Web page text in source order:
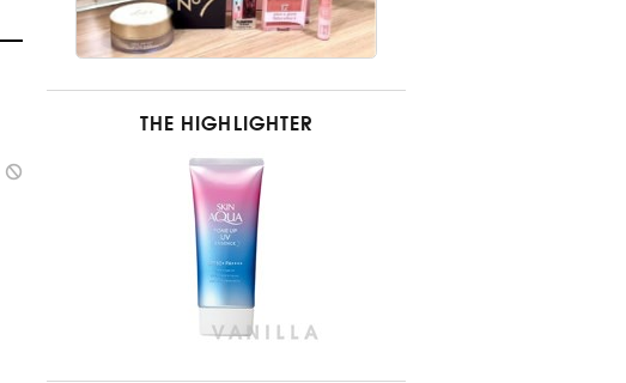
THE HIGHLIGHTER